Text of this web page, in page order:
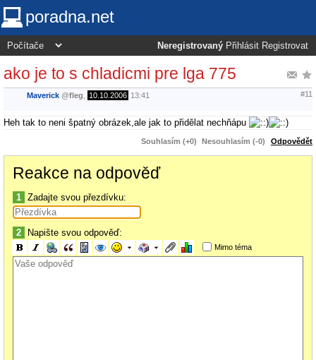
poradna.net
Neregistrovaný Přihlásit Registrovat
ako je to s chladicmi pre lga 775
Maverick @fleg 10.10.2006 13:41 #11
Heh tak to neni špatný obrázek,ale jak to přidělat nechňápu
Souhlasím (+0) Nesouhlasím (-0) Odpovědět
Reakce na odpověď
1 Zadajte svou přezdívku:
2 Napište svou odpověď:
Mimo téma